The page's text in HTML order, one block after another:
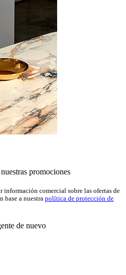
promociones
información comercial sobre las ofertas de
base a nuestra política de protección de
de nuevo